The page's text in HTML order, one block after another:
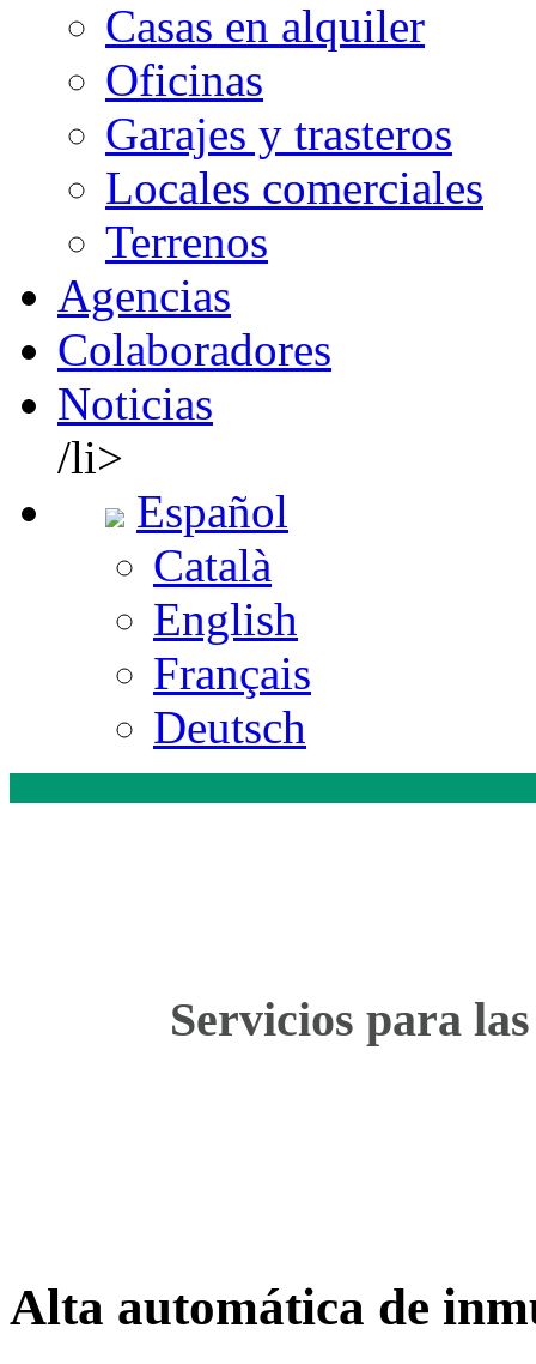
Casas en alquiler
Oficinas
Garajes y trasteros
Locales comerciales
Terrenos
Agencias
Colaboradores
Noticias
/li>
Español
Català
English
Français
Deutsch
Servicios para
Alta automática de